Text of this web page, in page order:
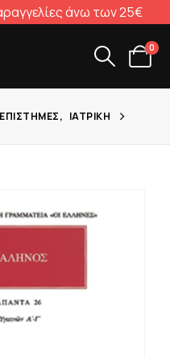
άνω των 25€
0
ΕΠΙΣΤΉΜΕΣ, ΙΑΤΡΙΚΉ